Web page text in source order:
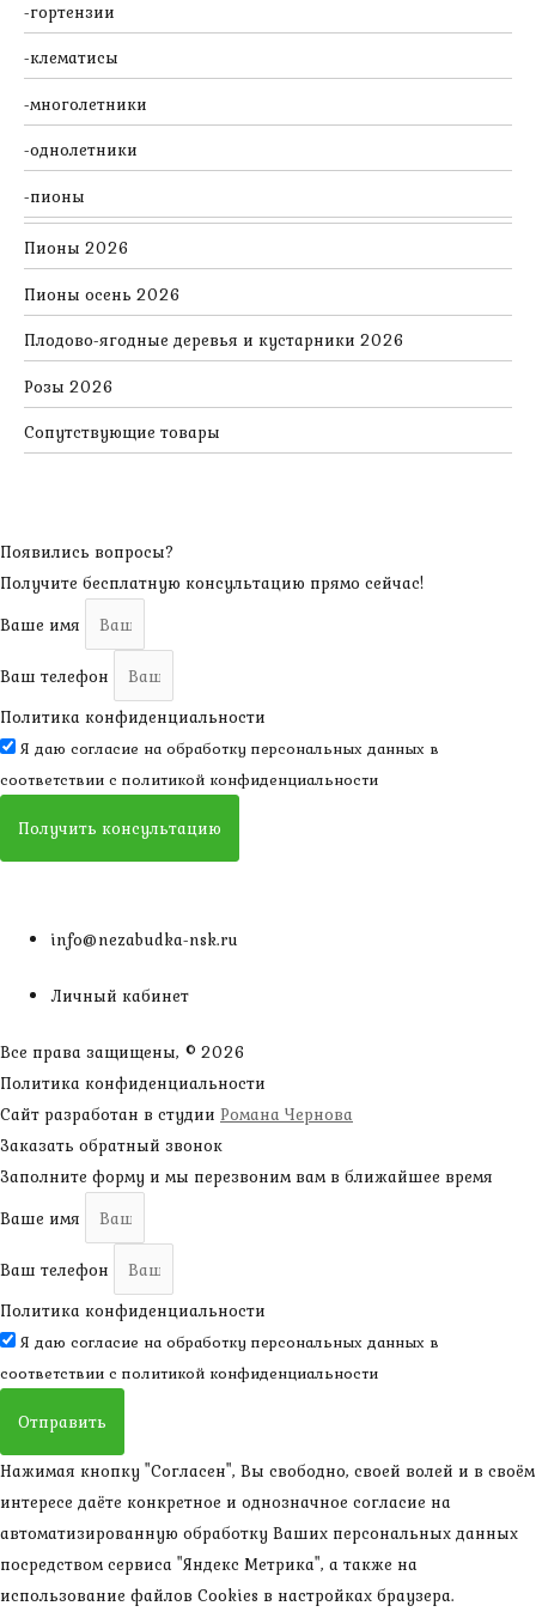
гортензии
клематисы
многолетники
однолетники
пионы
Пионы 2026
Пионы осень 2026
Плодово-ягодные деревья и кустарники 2026
Розы 2026
Сопутствующие товары
Появились вопросы?
Получите бесплатную консультацию прямо сейчас!
Ваше имя
Ваш телефон
Политика конфиденциальности
Я даю согласие на обработку персональных данных в
соответствии с политикой конфиденциальности
Получить консультацию
info@nezabudka-nsk.ru
Личный кабинет
Все права защищены, © 2026
Политика конфиденциальности
Сайт разработан в студии Романа Чернова
Заказать обратный звонок
Заполните форму и мы перезвоним вам в ближайшее время
Ваше имя
Ваш телефон
Политика конфиденциальности
Я даю согласие на обработку персональных данных в
соответствии с политикой конфиденциальности
Отправить
Нажимая кнопку "Согласен", Вы свободно, своей волей и в своём
интересе даёте конкретное и однозначное согласие на
автоматизированную обработку Ваших персональных данных
посредством сервиса "Яндекс Метрика", а также на
использование файлов Cookies в настройках браузера.